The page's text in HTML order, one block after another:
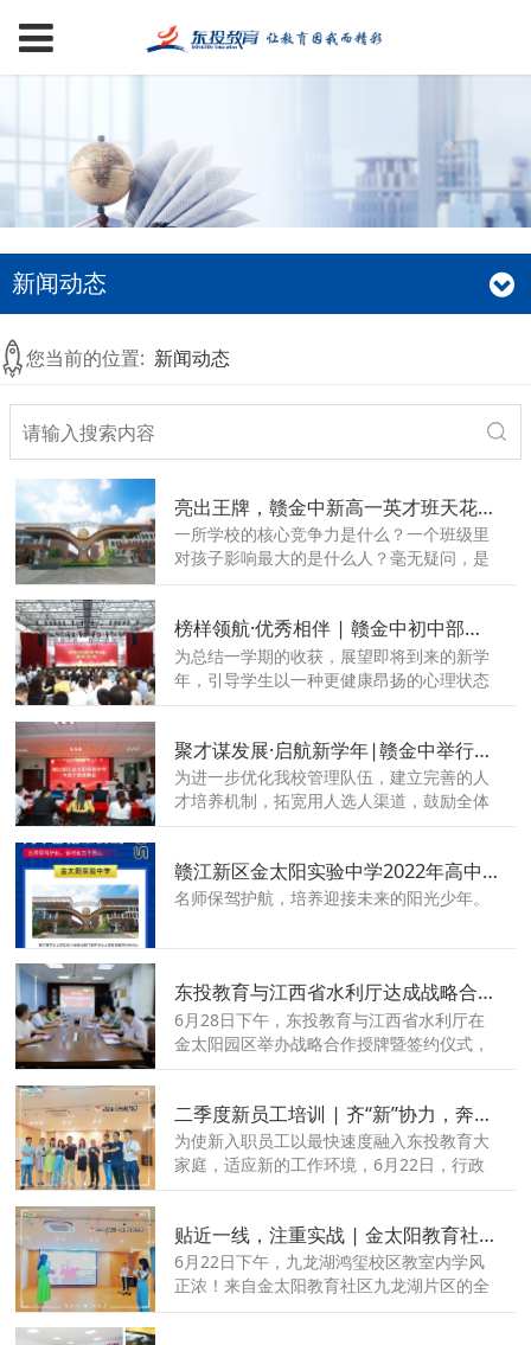
新闻动态
您当前的位置: 新闻动态
亮出王牌，赣金中新高一英才班天花板级师资团队来了！
一所学校的核心竞争力是什么？一个班级里
对孩子影响最大的是什么人？毫无疑问，是
占比超50%，省、市级学科带头人2人，人
均教龄超20年，可谓是大咖云集，实力强
悍！
榜样领航·优秀相伴 | 赣金中初中部举行期末总结表彰大会
为总结一学期的收获，展望即将到来的新学
年，引导学生以一种更健康昂扬的心理状态
2022学年第二学期表彰大会，为本学期愉快
而紧张的学习生活生活画上圆满的句号。
聚才谋发展·启航新学年|赣金中举行中层干部竞聘会
为进一步优化我校管理队伍，建立完善的人
才培养机制，拓宽用人选人渠道，鼓励全体
区金太阳实验中学举行了第二届中层干部竞
聘大会。
赣江新区金太阳实验中学2022年高中部招生说明
名师保驾护航，培养迎接未来的阳光少年。
东投教育与江西省水利厅达成战略合作，共同谋划乡村振兴发展！
6月28日下午，东投教育与江西省水利厅在
金太阳园区举办战略合作授牌暨签约仪式，
帮扶对象——崇仁县许坊乡许坊村为示范
点，在教育、文旅研学等领域展开深度合
作。
二季度新员工培训 | 齐“新”协力，奔赴未来！
为使新入职员工以最快速度融入东投教育大
家庭，适应新的工作环境，6月22日，行政
贴近一线，注重实战 | 金太阳教育社区暑期强化培训圆满收官！
6月22日下午，九龙湖鸿玺校区教室内学风
正浓！来自金太阳教育社区九龙湖片区的全